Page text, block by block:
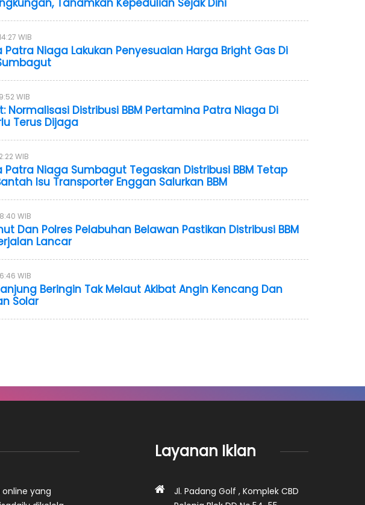
Tanamkan Kepedulian Sejak Dini
WIB
Patra Niaga Lakukan Penyesuaian Harga Bright Gas Di
WIB
Normalisasi Distribusi BBM Pertamina Patra Niaga Di
Terus Dijaga
WIB
Patra Niaga Sumbagut Tegaskan Distribusi BBM Tetap
Isu Transporter Enggan Salurkan BBM
WIB
Dan Polres Pelabuhan Belawan Pastikan Distribusi BBM
Lancar
WIB
Beringin Tak Melaut Akibat Angin Kencang Dan
Solar
yang
Layanan Iklan
Jl. Padang Golf , Komplek CBD